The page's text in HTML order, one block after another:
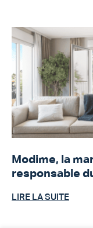
Modime, la
responsable
LIRE LA SUITE